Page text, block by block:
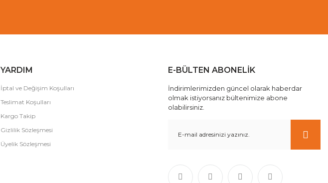
YARDIM
İptal ve Değişim Koşulları
Teslimat Koşulları
Kargo Takip
Gizlilik Sözleşmesi
Üyelik Sözleşmesi
E-BÜLTEN ABONELİK
İndirimlerimizden güncel olarak haberdar
olmak istiyorsanız bültenimize abone
olabilirsiniz.